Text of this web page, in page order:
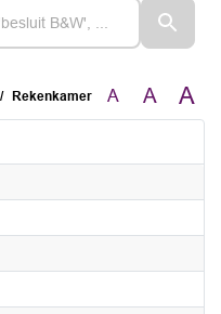
Rekenkamer A A A